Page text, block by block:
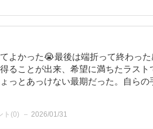
よかった😭最後は端折って終わっ
ることが出来、希望に満ちたラスト
っとあっけない最期だった。自ら
ト(0) 2026/01/31